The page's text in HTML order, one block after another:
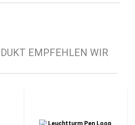
EMPFEHLEN WIR